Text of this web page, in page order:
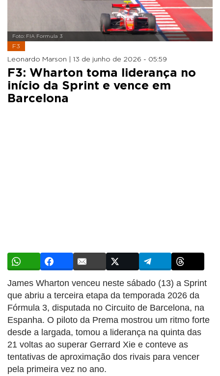
Foto: FIA Formula 3
F3
Leonardo Marson | 13 de junho de 2026 - 05:59
F3: Wharton toma liderança no
início da Sprint e vence em
Barcelona
James Wharton venceu neste sábado (13) a Sprint
que abriu a terceira etapa da temporada 2026 da
Fórmula 3, disputada no Circuito de Barcelona, na
Espanha. O piloto da Prema mostrou um ritmo forte
desde a largada, tomou a liderança na quinta das
21 voltas ao superar Gerrard Xie e conteve as
tentativas de aproximação dos rivais para vencer
pela primeira vez no ano.